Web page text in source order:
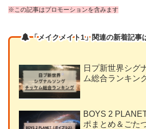
※この記事はプロモーションを含みます
「メイクメイト1」関連の新着記事
日プ新世界シグ
ム総合ランキン
BOYS 2
ポまとめ＆ごた